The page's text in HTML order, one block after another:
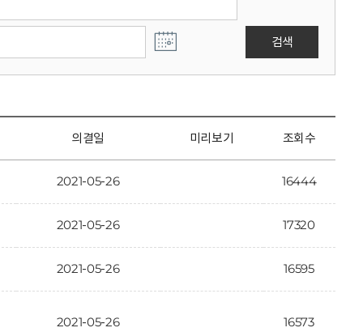
검색
의결일 미리보기 조회수
2021-05-26 16444
2021-05-26 17320
2021-05-26 16595
2021-05-26 16573